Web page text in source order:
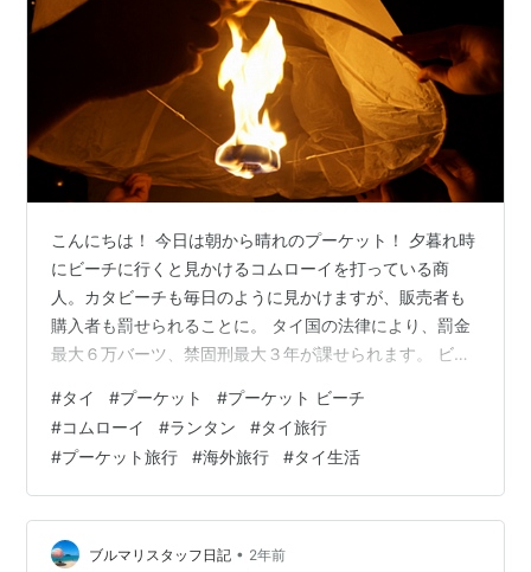
こんにちは！ 今日は朝から晴れのプーケット！ 夕暮れ時
にビーチに行くと見かけるコムローイを打っている商
人。カタビーチも毎日のように見かけますが、販売者も
購入者も罰せられることに。 タイ国の法律により、罰金
最大６万バーツ、禁固刑最大３年が課せられます。 ビー
飛行機の飛行に影響が出ることが言われていますが、そ
の他にも、コムローイは民家や山、木、船に落下し、火
災の原因になるとも言われています。 ビーチでコムロー
イを打ち上げている観光客を見て、自分もやってみた
い！と、思われる方もいるかと思いますが、安易な気持
ちで打ち上げると、問題となってしまうかも。
#タイ #プーケット #プーケット ビーチ
#コムローイ #ランタン #タイ旅行
#プーケット旅行 #海外旅行 #タイ生活
ブルマリスタッフ日記 • 2年前